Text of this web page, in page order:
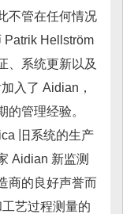
不管在任何情况
Patrik Hellström
、系统更新以及
入了 Aidian，
的管理经验。
旧系统的生产
Aidian 新监测
商的良好声誉而
艺过程测量的